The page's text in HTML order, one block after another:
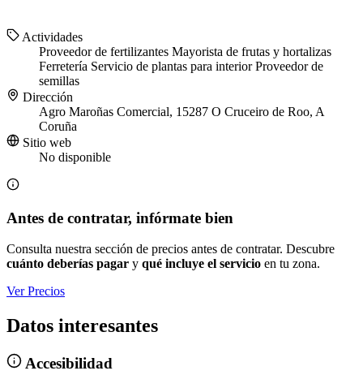
Actividades
Proveedor de fertilizantes Mayorista de frutas y hortalizas
Ferretería Servicio de plantas para interiorProveedor de
semillas
Dirección
Agro Maroñas Comercial, 15287 O Cruceiro de Roo, A
Coruña
Sitio web
No disponible
Antes de contratar, infórmate bien
Consulta nuestra sección de precios antes de contratar. Descubre
cuánto deberías pagar y qué incluye el servicio en tu zona.
Ver Precios
Datos interesantes
Accesibilidad